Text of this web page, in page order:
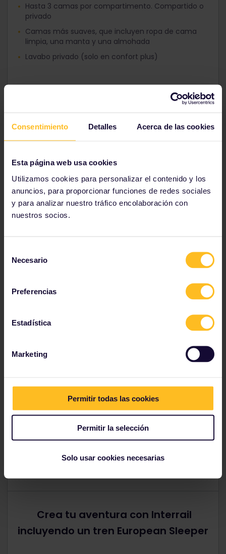
Consentimiento Detalles Acerca de las cookies
Esta página web usa cookies
Utilizamos cookies para personalizar el contenido y los
anuncios, para proporcionar funciones de redes sociales
y para analizar nuestro tráfico encolaboración con
nuestros socios.
Necesario
Preferencias
Estadística
Marketing
Permitir todas las cookies
Permitir la selección
Solo usar cookies necesarias
Hasta 3 camas por compartimento. Compartido o
privado
Camas más suaves, que incluyen ropa de cama
limpia, una manta y una almohada
Lavabo privado (solo en confort plus)
todos los alojamientos
Incluye un servicio de
Sleeper (tren cama)
europeo en tu itinerario
Crea tu aventura con Interrail
incluyendo un tren European Sleeper